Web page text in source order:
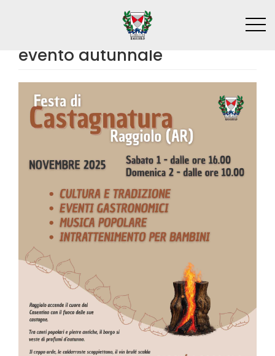
content
Festa di Castagnatura: a
Raggiolo torna il tradizionale
evento autunnale